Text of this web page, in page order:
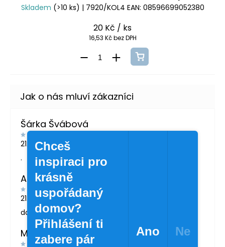
Skladem (>10 ks) | 7920/KOL4 EAN: 08596699052380
20 Kč / ks
16,53 Kč bez DPH
Šárka Švábová
21.7.2026
.
Andrea Žáčková
21.5.2026
doporučuji
MARTINA LONDINOVÁ
Chceš
inspiraci pro
krásně
uspořádaný
domov?
Přihlášení ti
zabere pár
Ano Ne